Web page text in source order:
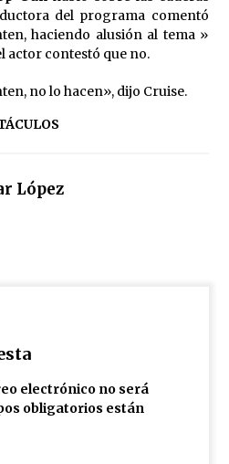
dimos nuestras propuestas»
atrás
de EE.UU.: “vamos por los
que protegen al narco”
atrás
militares entre ambos países
atrás
exportaciones
atrás
del programa comentó
haciendo alusión al tema »
actor contestó que no.
no lo hacen», dijo Cruise.
López
electrónico no será
obligatorios están